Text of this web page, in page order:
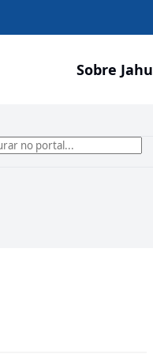
Sobre Jahu